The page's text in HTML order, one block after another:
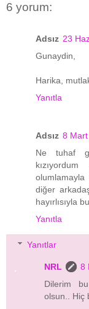
6 yorum:
Adsız 23
Gunaydin,
Harika,
Yanıtla
Adsız 8
Ne tuhaf
diğer
hayırlısıyla
Yanıtla
Yanıtlar
NRL
8
Dilerim
olsun.. Hiç